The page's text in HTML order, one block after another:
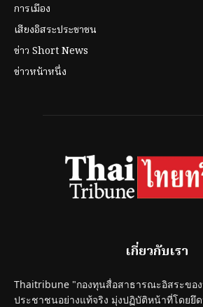
การเมือง
เสียงอิสระประชาชน
ข่าว Short News
ข่าวหน้าหนึ่ง
เกี่ยวกับเรา
Thaitribune "กองทุนสื่อสาธารณะอิสระขอ
ประชาชนอย่างแท้จริง มุ่งปฏิบัติหน้าที่โดยยึ